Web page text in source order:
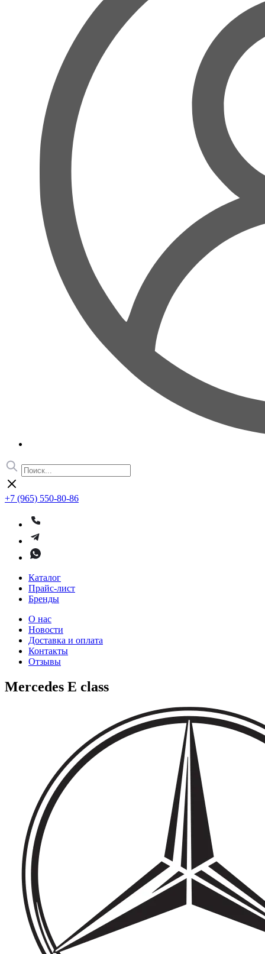
+7 (965) 550-80-86
Каталог
Прайс-лист
Бренды
О нас
Новости
Доставка и оплата
Контакты
Отзывы
Mercedes E class